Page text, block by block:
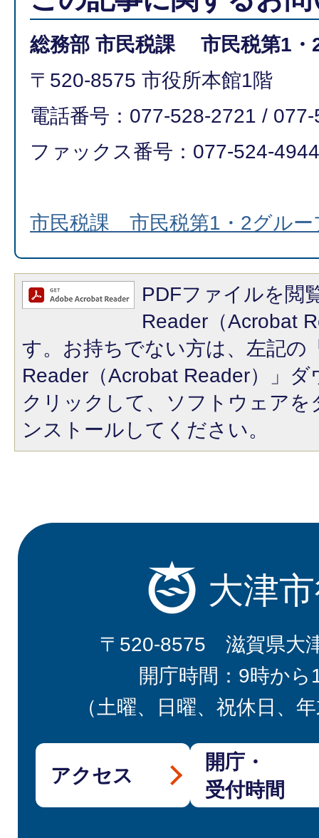
総務部 市民税課 市民税第1・
〒520-8575 市役所本館1階
電話番号：077-528-2721 /
ファックス番号：077-524-4944
市民税課 市民税第1・2グルー
PDFファイルを閲
Reader（Acrobat
す。お持ちでない方は、左記の
Reader（Acrobat Reader）」
クリックして、ソフトウェア
ンストールしてください。
大津
〒520-8575 滋賀県大
開庁時間：9時から
（土曜、日曜、祝休日、
アクセス
開庁・
受付時間